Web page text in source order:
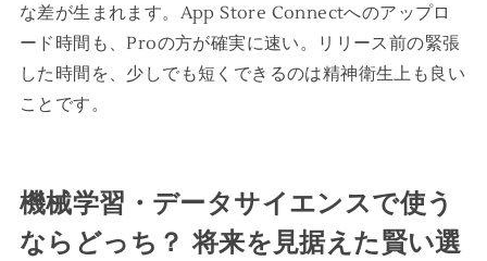
な差が生まれます。App Store Connectへのアップロ
ード時間も、Proの方が確実に速い。リリース前の緊張
した時間を、少しでも短くできるのは精神衛生上も良い
ことです。
機械学習・データサイエンスで使う
ならどっち？ 将来を見据えた賢い選